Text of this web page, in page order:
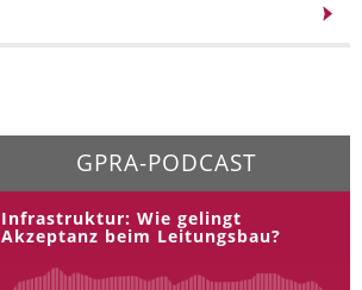
GPRA-PODCAST
Infrastruktur: Wie gelingt
Akzeptanz beim Leitungsbau?